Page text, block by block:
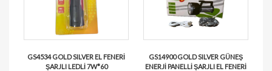
GS4534 GOLD SILVER EL FENERİ
ŞARJLI LEDLİ 7W*60
GS14900 GOLD SILVER GÜNEŞ
ENERJİ PANELLİ ŞARJLI EL FENERİ